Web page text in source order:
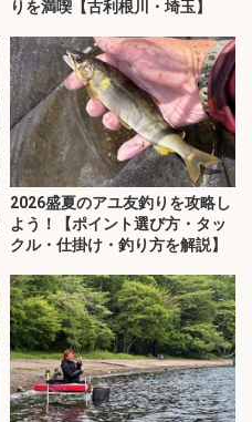
りを満喫【古利根川・埼玉】
2026盛夏のアユ友釣りを攻略し
よう！【ポイント選び方・タッ
クル・仕掛け・釣り方を解説】